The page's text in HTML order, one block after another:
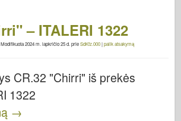
– ITALERI 1322
Modifikuota2024 m. lapkričio 25 d. prieSdKfz.000|palik atsakymą
CR.32 "Chirri" iš prekės
1322
→